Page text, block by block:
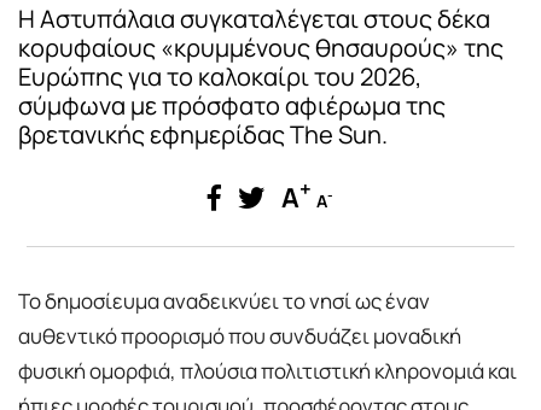
Η Αστυπάλαια συγκαταλέγεται στους δέκα
κορυφαίους «κρυμμένους θησαυρούς» της
Ευρώπης για το καλοκαίρι του 2026,
σύμφωνα με πρόσφατο αφιέρωμα της
βρετανικής εφημερίδας The Sun.
A+ A-
Το δημοσίευμα αναδεικνύει το νησί ως έναν
αυθεντικό προορισμό που συνδυάζει μοναδική
φυσική ομορφιά, πλούσια πολιτιστική κληρονομιά και